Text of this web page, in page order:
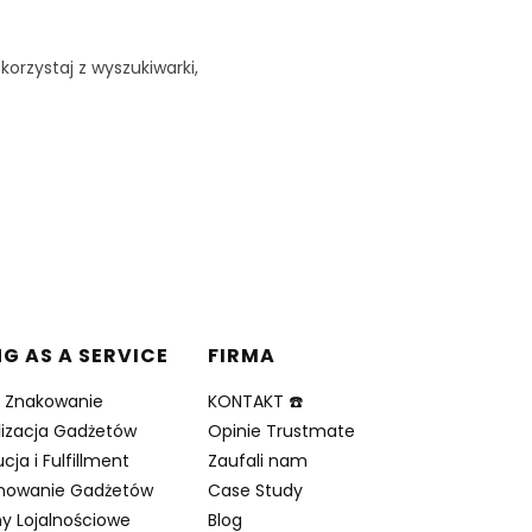
z wyszukiwarki,
AS A SERVICE
Znakowanie
Gadżetów
i Fulfillment
Gadżetów
Lojalnościowe
FIRMA
KONTAKT ☎️
Opinie Trustmate
Zaufali nam
Case Study
Blog